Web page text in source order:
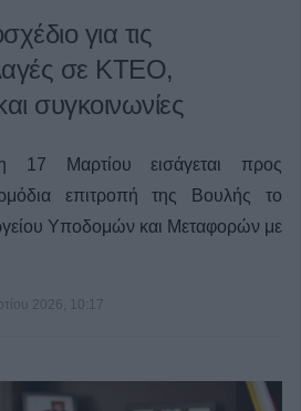
για τις
σε ΚΤΕΟ,
συγκοινωνίες
17 Μαρτίου εισάγεται προς
επιτροπή της Βουλής το
Υποδομών και Μεταφορών με
2026, 10:17